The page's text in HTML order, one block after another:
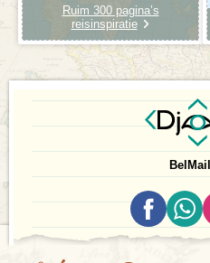
Ruim 300 pagina’s
reisinspiratie
Bel Mail